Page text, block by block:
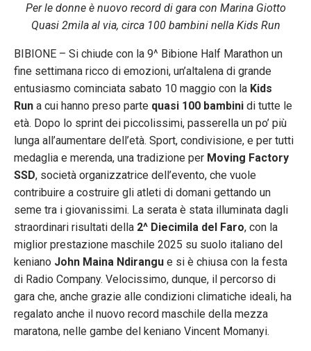
Per le donne è nuovo record di gara con Marina Giotto
Quasi 2mila al via, circa 100 bambini nella Kids Run
BIBIONE – Si chiude con la 9^ Bibione Half Marathon un
fine settimana ricco di emozioni, un’altalena di grande
entusiasmo cominciata sabato 10 maggio con la Kids
Run a cui hanno preso parte quasi 100 bambini di tutte le
età. Dopo lo sprint dei piccolissimi, passerella un po’ più
lunga all’aumentare dell’età. Sport, condivisione, e per tutti
medaglia e merenda, una tradizione per Moving Factory
SSD, società organizzatrice dell’evento, che vuole
contribuire a costruire gli atleti di domani gettando un
seme tra i giovanissimi. La serata è stata illuminata dagli
straordinari risultati della 2^ Diecimila del Faro, con la
miglior prestazione maschile 2025 su suolo italiano del
keniano John Maina Ndirangu e si è chiusa con la festa
di Radio Company. Velocissimo, dunque, il percorso di
gara che, anche grazie alle condizioni climatiche ideali, ha
regalato anche il nuovo record maschile della mezza
maratona, nelle gambe del keniano Vincent Momanyi.